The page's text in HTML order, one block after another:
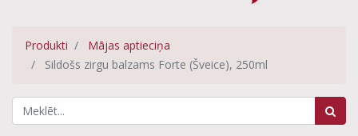
Produkti
Mājas aptieciņa
Sildošs zirgu balzams Forte (Šveice), 250ml